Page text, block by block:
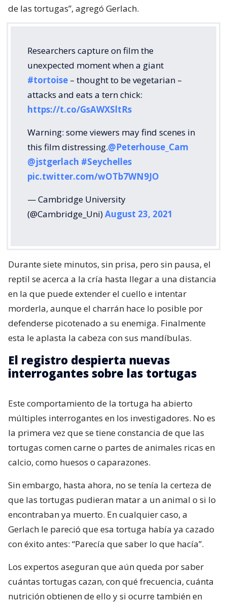
de las tortugas”, agregó Gerlach.
Researchers capture on film the
unexpected moment when a giant
#tortoise – thought to be vegetarian –
attacks and eats a tern chick:
https://t.co/GsAWXSltRs
Warning: some viewers may find scenes in
this film distressing.@Peterhouse_Cam
@jstgerlach #Seychelles
pic.twitter.com/wOTb7WN9JO
— Cambridge University
(@Cambridge_Uni)August 23, 2021
Durante siete minutos, sin prisa, pero sin pausa, el
reptil se acerca a la cría hasta llegar a una distancia
en la que puede extender el cuello e intentar
morderla, aunque el charrán hace lo posible por
defenderse picotenado a su enemiga. Finalmente
esta le aplasta la cabeza con sus mandíbulas.
El registro despierta nuevas
interrogantes sobre las tortugas
Este comportamiento de la tortuga ha abierto
múltiples interrogantes en los investigadores. No es
la primera vez que se tiene constancia de que las
tortugas comen carne o partes de animales ricas en
calcio, como huesos o caparazones.
Sin embargo, hasta ahora, no se tenía la certeza de
que las tortugas pudieran matar a un animal o si lo
encontraban ya muerto. En cualquier caso, a
Gerlach le pareció que esa tortuga había ya cazado
con éxito antes: “Parecía que saber lo que hacía”.
Los expertos aseguran que aún queda por saber
cuántas tortugas cazan, con qué frecuencia, cuánta
nutrición obtienen de ello y si ocurre también en